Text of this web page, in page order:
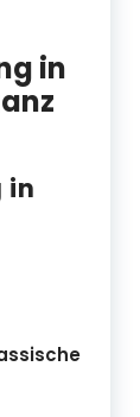
in
in